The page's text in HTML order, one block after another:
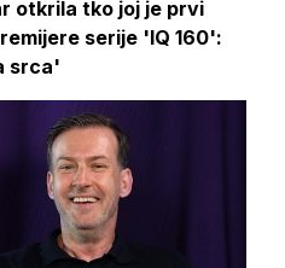
otkrila tko joj je prvi
serije 'IQ 160':
srca'